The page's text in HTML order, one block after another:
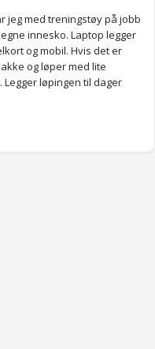
jeg med treningstøy på jobb
innesko. Laptop legger
og mobil. Hvis det er
og løper med lite
løpingen til dager